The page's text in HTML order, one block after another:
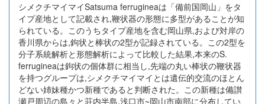
シメクチマイマイSatsuma ferrugineaは「備前国岡山」をタ
イプ産地として記載され,鞭状器の形態に多型があることが知
られている。このうちタイプ産地を含む岡山県,および対岸の
香川県からは,鉤状と棒状の2型が記録されている。この2型を
分子系統解析と形態解析によって比較した結果,本来のS.
ferrugineaは鉤状の個体群に相当し,先端の丸い棒状の鞭状器
を持つグループは,シメクチマイマイとは遺伝的交流のほとん
どない姉妹種かつ新種であると判断された。この新種は備讃
瀬戸周辺の島々と荘内半島,浅口市~岡山市南部に分布してい